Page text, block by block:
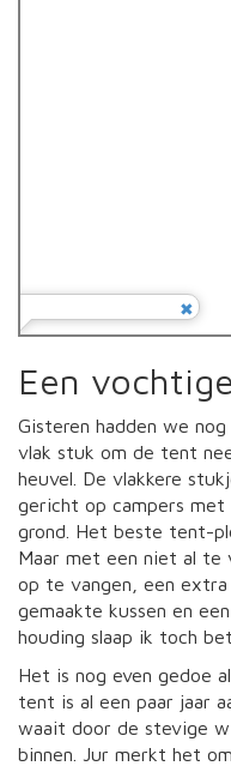
Een
Gisteren hadden we
vlak stuk om de tent
heuvel. De vlakkere
gericht op campers
grond. Het beste tent-
Maar met een niet al te
op te vangen, een
gemaakte kussen en
houding slaap ik toch
Het is nog even gedoe
tent is al een paar jaar
waait door de stevige
binnen. Jur merkt het